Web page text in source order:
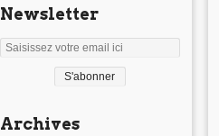
Newsletter
Archives